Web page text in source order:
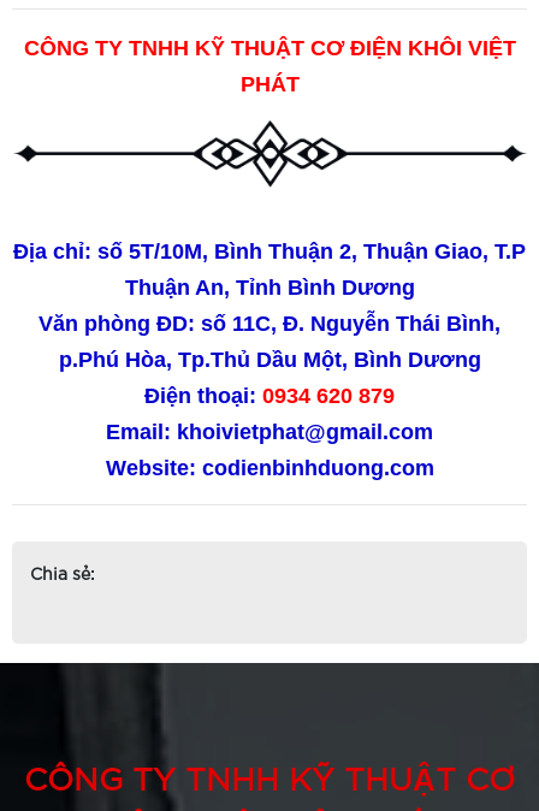
CÔNG TY TNHH KỸ THUẬT CƠ ĐIỆN KHÔI VIỆT
PHÁT
Địa chỉ: số 5T/10M, Bình Thuận 2, Thuận Giao, T.P
Thuận An, Tỉnh Bình Dương
Văn phòng ĐD: số 11C, Đ. Nguyễn Thái Bình,
p.Phú Hòa, Tp.Thủ Dầu Một, Bình Dương
Điện thoại: 0934 620 879
Email: khoivietphat@gmail.com
Website: codienbinhduong.com
Chia sẻ:
CÔNG TY TNHH KỸ THUẬT CƠ